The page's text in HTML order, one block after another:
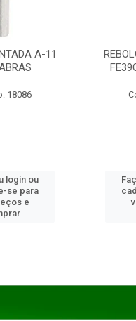
A-11
18086
login ou
se para
e